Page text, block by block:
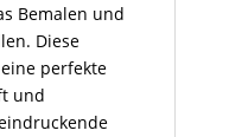
Bemalen und
Diese
perfekte
und